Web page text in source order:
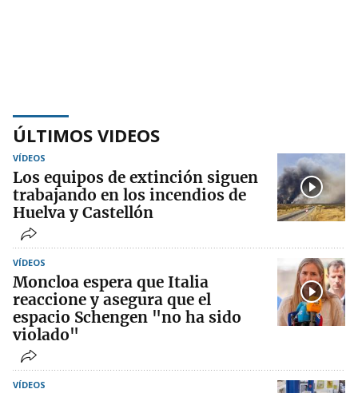
ÚLTIMOS VIDEOS
VÍDEOS
Los equipos de extinción siguen
trabajando en los incendios de
Huelva y Castellón
VÍDEOS
Moncloa espera que Italia
reaccione y asegura que el
espacio Schengen "no ha sido
violado"
VÍDEOS